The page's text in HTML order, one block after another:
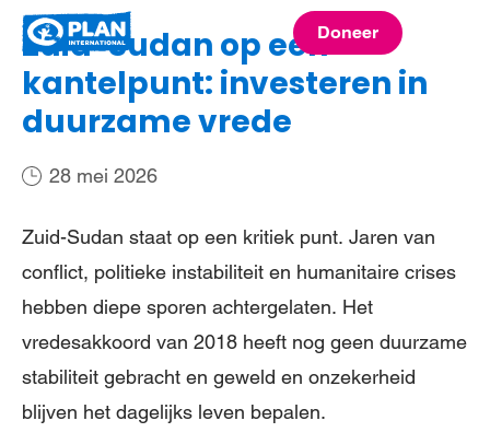
Plan
International
Doneer
Zuid-Sudan op een
kantelpunt: investeren in
duurzame vrede
28 mei 2026
Zuid-Sudan staat op een kritiek punt. Jaren van
conflict, politieke instabiliteit en humanitaire crises
hebben diepe sporen achtergelaten. Het
vredesakkoord van 2018 heeft nog geen duurzame
stabiliteit gebracht en geweld en onzekerheid
blijven het dagelijks leven bepalen.